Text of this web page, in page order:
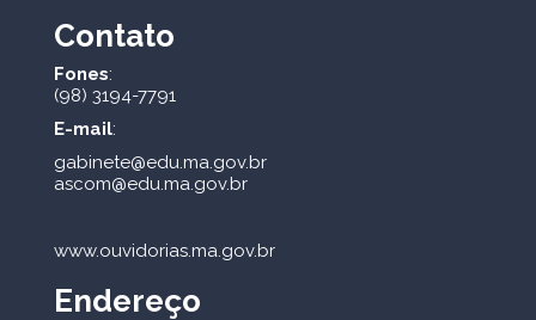
Contato
Fones:
(98) 3194-7791
E-mail:
gabinete@edu.ma.gov.br
ascom@edu.ma.gov.br
www.ouvidorias.ma.gov.br
Endereço